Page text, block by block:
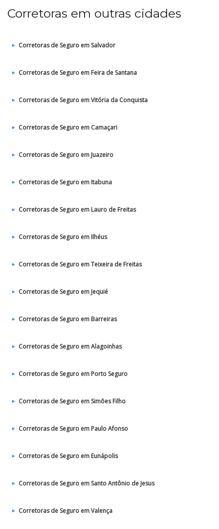
Corretoras em outras cidades
Corretoras de Seguro em Salvador
Corretoras de Seguro em Feira de Santana
Corretoras de Seguro em Vitória da Conquista
Corretoras de Seguro em Camaçari
Corretoras de Seguro em Juazeiro
Corretoras de Seguro em Itabuna
Corretoras de Seguro em Lauro de Freitas
Corretoras de Seguro em Ilhéus
Corretoras de Seguro em Teixeira de Freitas
Corretoras de Seguro em Jequié
Corretoras de Seguro em Barreiras
Corretoras de Seguro em Alagoinhas
Corretoras de Seguro em Porto Seguro
Corretoras de Seguro em Simões Filho
Corretoras de Seguro em Paulo Afonso
Corretoras de Seguro em Eunápolis
Corretoras de Seguro em Santo Antônio de Jesus
Corretoras de Seguro em Valença